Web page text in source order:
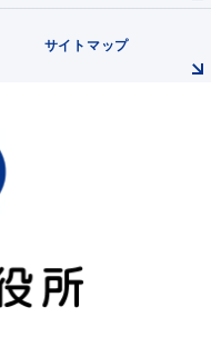
だ暮らし）
サイトマップ